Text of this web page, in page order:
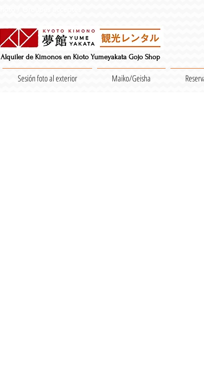
Alquiler de Kimonos en Kioto Yumeyakata Gojo Shop
Sesión foto al exterior Maiko/Geisha